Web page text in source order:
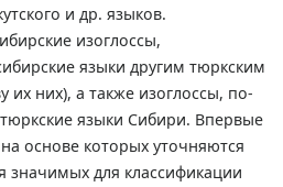
и др. языков.
изоглоссы,
языки другим тюркским
их них), а также изоглоссы, по-
языки Сибири. Впервые
основе которых уточняются
значимых для классификации